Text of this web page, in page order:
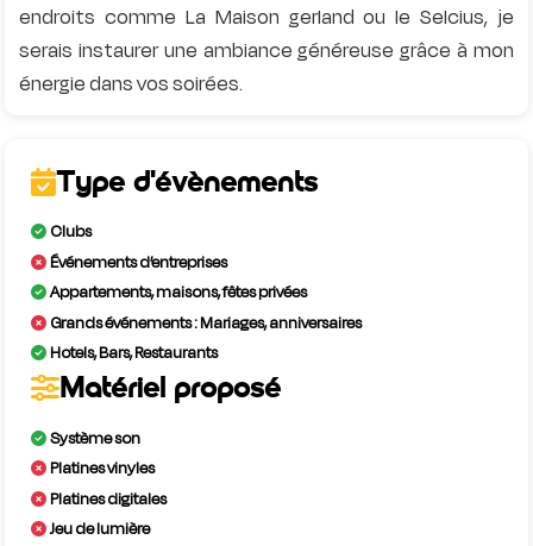
endroits comme La Maison gerland ou le Selcius, je
serais instaurer une ambiance généreuse grâce à mon
Type d'évènements
Clubs
Événements d’entreprises
Appartements, maisons, fêtes privées
Grands événements : Mariages, anniversaires
Hotels, Bars, Restaurants
Matériel proposé
Système son
Platines vinyles
Platines digitales
Jeu de lumière